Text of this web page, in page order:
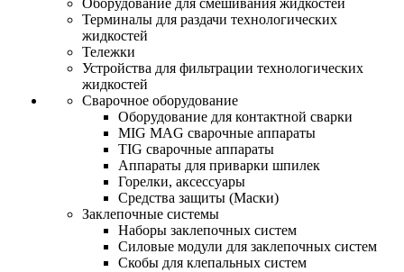
Оборудование для смешивания жидкостей
Терминалы для раздачи технологических
жидкостей
Тележки
Устройства для фильтрации технологических
жидкостей
Сварочное оборудование
Оборудование для контактной сварки
MIG MAG сварочные аппараты
TIG сварочные аппараты
Аппараты для приварки шпилек
Горелки, аксессуары
Средства защиты (Маски)
Заклепочные системы
Наборы заклепочных систем
Силовые модули для заклепочных систем
Скобы для клепальных систем